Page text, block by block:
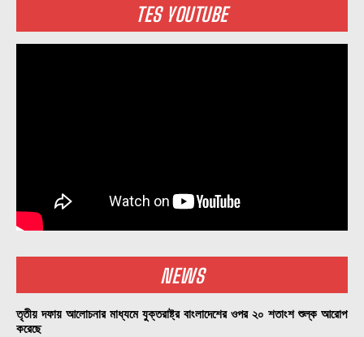
TES YOUTUBE
NEWS
তৃতীয় দফায় আলোচনার মাধ্যমে যুক্তরাষ্ট্র বাংলাদেশের ওপর ২০ শতাংশ শুল্ক আরোপ
করেছে